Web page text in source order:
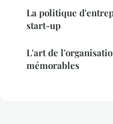
La politique
start-up
L'art de
mémorables